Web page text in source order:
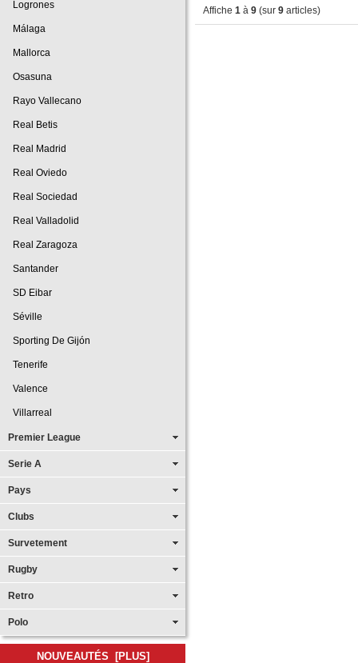
Logrones
Málaga
Mallorca
Osasuna
Rayo Vallecano
Real Betis
Real Madrid
Real Oviedo
Real Sociedad
Real Valladolid
Real Zaragoza
Santander
SD Eibar
Séville
Sporting De Gijón
Tenerife
Valence
Villarreal
Premier League
Serie A
Pays
Clubs
Survetement
Rugby
Retro
Polo
NOUVEAUTÉS [PLUS]
Affiche 1 à 9 (sur 9 articles)